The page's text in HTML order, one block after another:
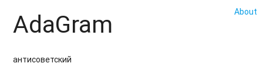
About
AdaGram